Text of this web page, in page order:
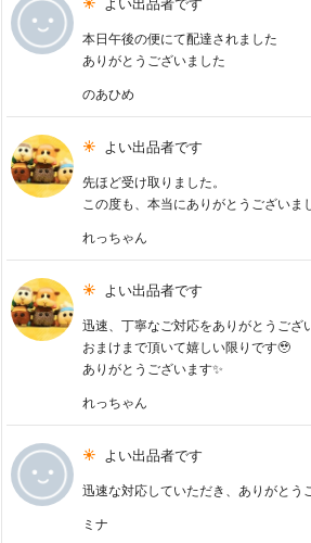
本日午後の便にて配達されました
ありがとうございました
のあひめ
よい出品者です
先ほど受け取りました。
この度も、本当にありがとうございま
れっちゃん
よい出品者です
迅速、丁寧なご対応をありがとうござ
おまけまで頂いて嬉しい限りです🥹
ありがとうございます✨
れっちゃん
よい出品者です
迅速な対応していただき、ありがとう
ミナ